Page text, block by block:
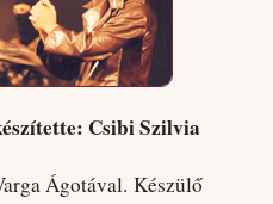
Csibi Szilvia
Ágotával. Készülő